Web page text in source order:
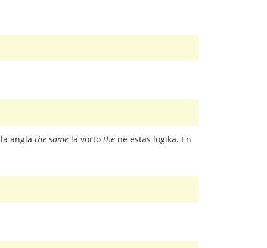
angla the same la vorto the ne estas logika. En